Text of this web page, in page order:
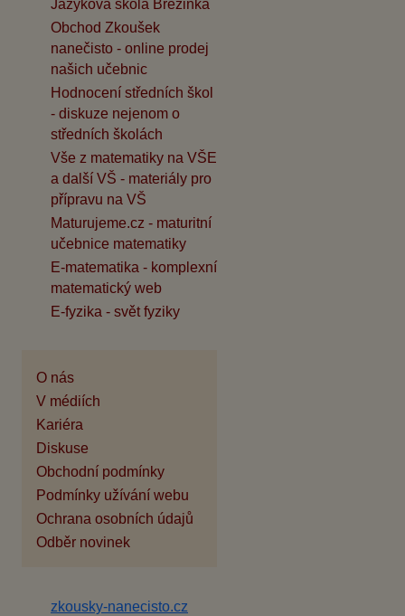
Jazyková škola Březinka
Obchod Zkoušek
nanečisto - online prodej
našich učebnic
Hodnocení středních škol
- diskuze nejenom o
středních školách
Vše z matematiky na VŠE
a další VŠ - materiály pro
přípravu na VŠ
Maturujeme.cz - maturitní
učebnice matematiky
E-matematika - komplexní
matematický web
E-fyzika - svět fyziky
O nás
V médiích
Kariéra
Diskuse
Obchodní podmínky
Podmínky užívání webu
Ochrana osobních údajů
Odběr novinek
zkousky-nanecisto.cz